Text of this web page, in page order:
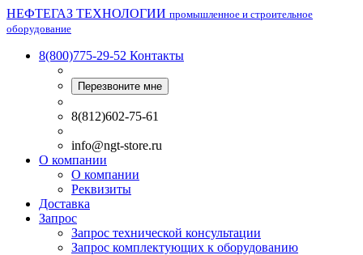
НЕФТЕГАЗ ТЕХНОЛОГИИ промышленное и строительное
оборудование
8(800)775-29-52 Контакты
Перезвоните мне
8(812)602-75-61
info@ngt-store.ru
О компании
О компании
Реквизиты
Доставка
Запрос
Запрос технической консультации
Запрос комплектующих к оборудованию